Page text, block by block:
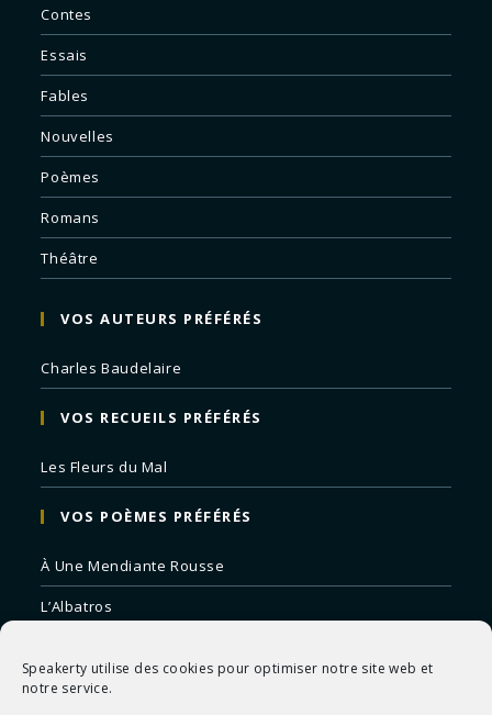
Speakerty utilise des cookies pour optimiser notre site web et
notre service.
Contes
Essais
Fables
Nouvelles
Poèmes
Romans
Théâtre
VOS AUTEURS PRÉFÉRÉS
Charles Baudelaire
VOS RECUEILS PRÉFÉRÉS
Les Fleurs du Mal
VOS POÈMES PRÉFÉRÉS
À Une Mendiante Rousse
L’Albatros
Remords Posthume